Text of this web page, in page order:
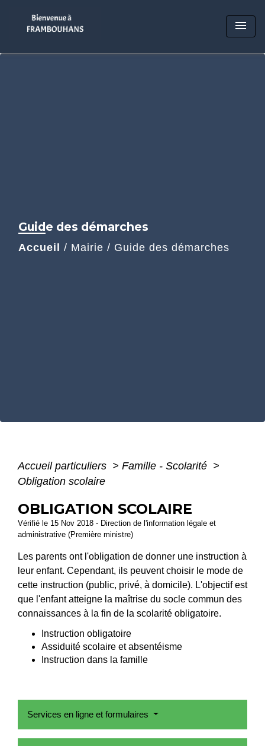
menu
Guide des démarches
Accueil / Mairie / Guide des démarches
Accueil particuliers > Famille - Scolarité >
Obligation scolaire
OBLIGATION SCOLAIRE
Vérifié le 15 Nov 2018 - Direction de l'information légale et
administrative (Première ministre)
Les parents ont l'obligation de donner une instruction à
leur enfant. Cependant, ils peuvent choisir le mode de
cette instruction (public, privé, à domicile). L'objectif est
que l'enfant atteigne la maîtrise du socle commun des
connaissances à la fin de la scolarité obligatoire.
Instruction obligatoire
Assiduité scolaire et absentéisme
Instruction dans la famille
Services en ligne et formulaires